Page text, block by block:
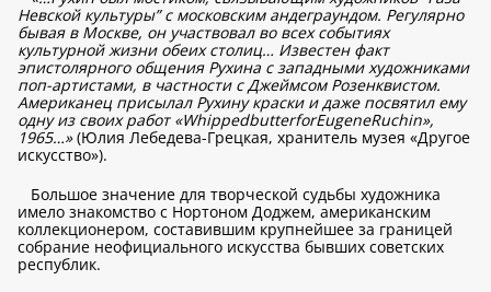
Невской культуры” с московским андеграундом. Регулярно
бывая в Москве, он участвовал во всех событиях
культурной жизни обеих столиц… Известен факт
эпистолярного общения Рухина с западными художниками
поп-артистами, в частности с Джеймсом Розенквистом.
Американец присылал Рухину краски и даже посвятил ему
одну из своих работ «WhippedbutterforEugeneRuchin»,
1965…»(Юлия Лебедева-Грецкая, хранитель музея «Другое
искусство»).
Большое значение для творческой судьбы художника
имело знакомство с Нортоном Доджем, американским
коллекционером, составившим крупнейшее за границей
собрание неофициального искусства бывших советских
республик.